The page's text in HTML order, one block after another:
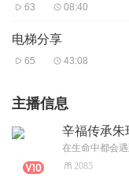
63 08:40
电梯分享
65 43:08
主播信息
辛福传承朱
2085